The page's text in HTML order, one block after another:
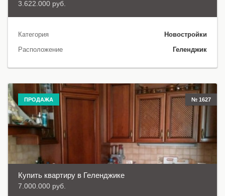
3.622.000 руб.
Категория
Новостройки
Расположение
Геленджик
ПРОДАЖА № 1627
Купить квартиру в Геленджике
7.000.000 руб.